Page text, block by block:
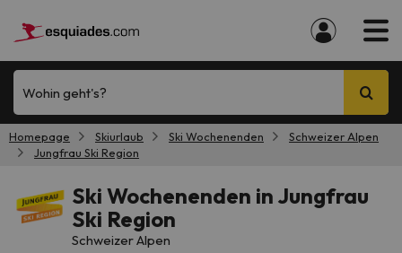
Wohin geht's?
Homepage Skiurlaub Ski Wochenenden
Schweizer Alpen
Jungfrau Ski Region
Ski Wochenenden in Jungfrau
Ski Region
Schweizer Alpen